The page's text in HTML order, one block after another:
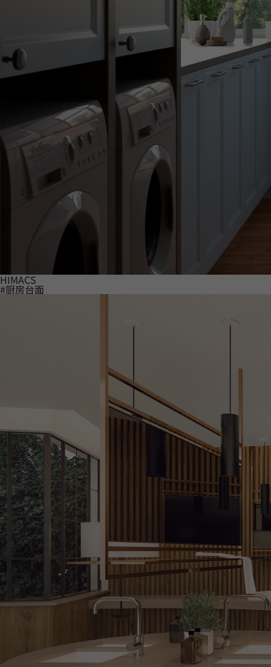
HIMACS
#厨房台面